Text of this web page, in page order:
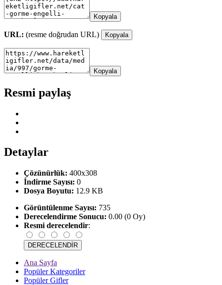
Kopyala
URL: (resme doğrudan URL) Kopyala
Kopyala
Resmi paylaş
Detaylar
Çözünürlük: 400x308
İndirme Sayısı: 0
Dosya Boyutu: 12.9 KB
Görüntülenme Sayısı: 735
Derecelendirme Sonucu: 0.00 (0 Oy)
Resmi derecelendir:
Ana Sayfa
Popüler Kategoriler
Popüler Gifler